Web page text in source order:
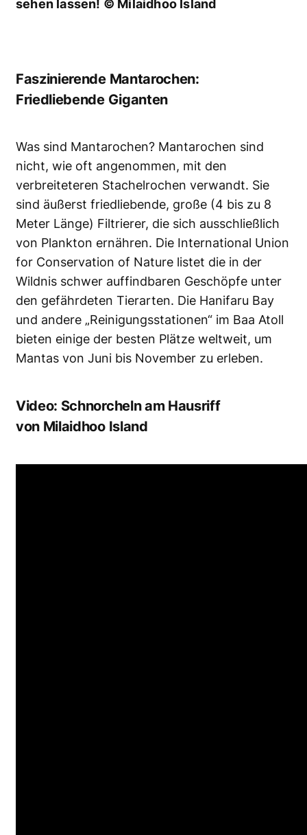
sehen lassen! © Milaidhoo Island
Faszinierende Mantarochen:
Friedliebende Giganten
Was sind Mantarochen? Mantarochen sind
nicht, wie oft angenommen, mit den
verbreiteteren Stachelrochen verwandt. Sie
sind äußerst friedliebende, große (4 bis zu 8
Meter Länge) Filtrierer, die sich ausschließlich
von Plankton ernähren. Die International Union
for Conservation of Nature listet die in der
Wildnis schwer auffindbaren Geschöpfe unter
den gefährdeten Tierarten. Die Hanifaru Bay
und andere „Reinigungsstationen“ im Baa Atoll
bieten einige der besten Plätze weltweit, um
Mantas von Juni bis November zu erleben.
Video: Schnorcheln am Hausriff
von Milaidhoo Island